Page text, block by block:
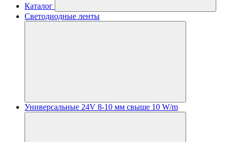
Каталог
Светодиодные ленты
Универсальные 24V 8-10 мм свыше 10 W/m